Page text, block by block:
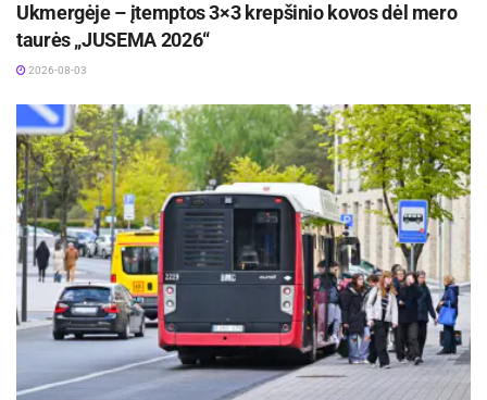
Ukmergėje – įtemptos 3×3 krepšinio kovos dėl mero
taurės „JUSEMA 2026“
2026-08-03